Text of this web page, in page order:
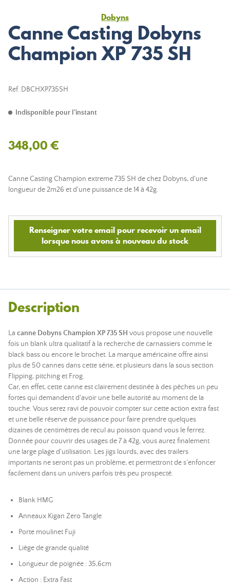
Dobyns
Canne Casting Dobyns
Champion XP 735 SH
Ref. DBCHXP735SH
Indisponible pour l'instant
348,00 €
Canne Casting Champion extreme 735 SH de chez Dobyns, d'une
longueur de 2m26 et d'une puissance de 14 à 42g.
Renseigner votre email pour recevoir un email
lorsque nous avons à nouveau du stock
Description
La canne Dobyns Champion XP 735 SH vous propose une nouvelle
fois un blank ultra qualitatif à la recherche de carnassiers comme le
black bass ou encore le brochet. La marque américaine offre ainsi
plus de 50 cannes dans cette série, et plusieurs dans la sous section
Flipping, pitching et Frog.
Car, en effet, cette canne est clairement destinée à des pêches un peu
fortes qui demandent d'avoir une belle autorité au moment de la
touche. Vous serez ravi de pouvoir compter sur cette action extra fast
et une belle réserve de puissance pour faire prendre quelques
dizaines de centimètres de recul au poisson quand vous le ferrez.
Donnée pour couvrir des usages de 7 à 42g, vous aurez finalement
une large plage d'utilisation. Les jigs lourds, avec des trailers
importants ne seront pas un problème, et permettront de s'enfoncer
facilement dans un univers parfois très peu prospecté.
Blank HMG
Anneaux Kigan Zero Tangle
Porte moulinet Fuji
Liège de grande qualité
Longueur de poignée : 35,6cm
Action : Extra Fast